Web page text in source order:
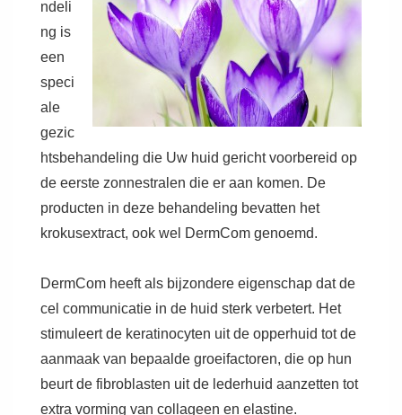
ndeli
ng is
een
speci
ale
gezic
htsbehandeling die Uw huid gericht voorbereid op
de eerste zonnestralen die er aan komen. De
producten in deze behandeling bevatten het
krokusextract, ook wel DermCom genoemd.
DermCom heeft als bijzondere eigenschap dat de
cel communicatie in de huid sterk verbetert. Het
stimuleert de keratinocyten uit de opperhuid tot de
aanmaak van bepaalde groeifactoren, die op hun
beurt de fibroblasten uit de lederhuid aanzetten tot
extra vorming van collageen en elastine.